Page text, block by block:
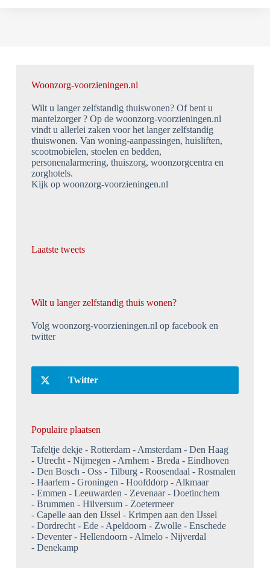
Woonzorg-voorzieningen.nl
Wilt u langer zelfstandig thuiswonen? Of bent u
mantelzorger ? Op de woonzorg-voorzieningen.nl
vindt u allerlei zaken voor het langer zelfstandig
thuiswonen. Van woning-aanpassingen, huisliften,
scootmobielen, stoelen en bedden,
personenalarmering, thuiszorg, woonzorgcentra en
zorghotels.
Kijk op woonzorg-voorzieningen.nl
Laatste tweets
Wilt u langer zelfstandig thuis wonen?
Volg woonzorg-voorzieningen.nl op facebook en
twitter
Twitter
Populaire plaatsen
Tafeltje dekje
Rotterdam Amsterdam
Den Haag
Utrecht
Nijmegen Arnhem Breda
Eindhoven
Den Bosch
Oss Tilburg Roosendaal
Rosmalen
Haarlem
Groningen Hoofddorp
Alkmaar
Emmen
Leeuwarden Zevenaar
Doetinchem
Brummen
Hilversum
Zoetermeer
Capelle aan den IJssel
Krimpen aan den IJssel
Dordrecht
Ede Apeldoorn Zwolle
Enschede
Deventer
Hellendoorn Almelo
Nijverdal
Denekamp